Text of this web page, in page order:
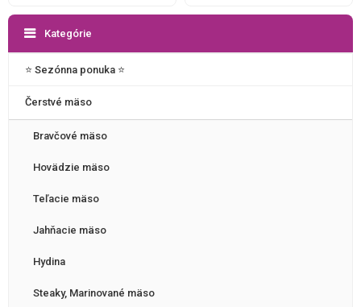
Kategórie
⭐️ Sezónna ponuka ⭐️
Čerstvé mäso
Bravčové mäso
Hovädzie mäso
Teľacie mäso
Jahňacie mäso
Hydina
Steaky, Marinované mäso